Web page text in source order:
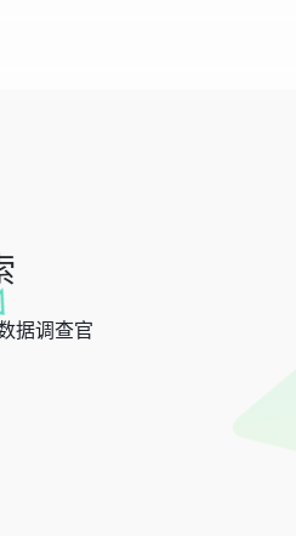
据调查官